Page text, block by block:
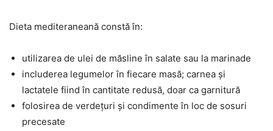
Dieta mediteraneană constă în:
utilizarea de ulei de măsline în salate sau la marinade
includerea legumelor în fiecare masă; carnea și
lactatele fiind în cantitate redusă, doar ca garnitură
folosirea de verdețuri și condimente în loc de sosuri
precesate